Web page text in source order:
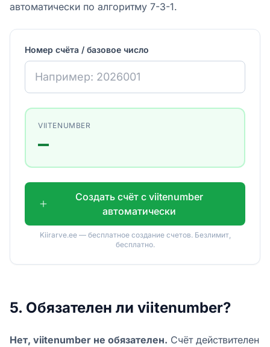
автоматически по алгоритму 7-3-1.
Номер счёта / базовое число
VIITENUMBER
—
Создать счёт с viitenumber
автоматически
Kiirarve.ee — бесплатное создание счетов. Безлимит,
бесплатно.
5. Обязателен ли viitenumber?
Нет, viitenumber не обязателен. Счëт действителен